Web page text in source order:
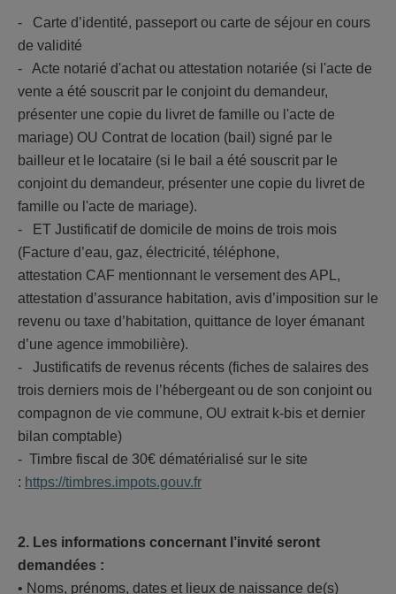
- Carte d’identité, passeport ou carte de séjour en cours
de validité
- Acte notarié d'achat ou attestation notariée (si l'acte de
vente a été souscrit par le conjoint du demandeur,
présenter une copie du livret de famille ou l'acte de
mariage) OU Contrat de location (bail) signé par le
bailleur et le locataire (si le bail a été souscrit par le
conjoint du demandeur, présenter une copie du livret de
famille ou l'acte de mariage).
- ET Justificatif de domicile de moins de trois mois
(Facture d’eau, gaz, électricité, téléphone,
attestation CAF mentionnant le versement des APL,
attestation d’assurance habitation, avis d’imposition sur le
revenu ou taxe d’habitation, quittance de loyer émanant
d’une agence immobilière).
- Justificatifs de revenus récents (fiches de salaires des
trois derniers mois de l’hébergeant ou de son conjoint ou
compagnon de vie commune, OU extrait k-bis et dernier
bilan comptable)
- Timbre fiscal de 30€ dématérialisé sur le site
: https://timbres.impots.gouv.fr
2. Les informations concernant l’invité seront
demandées :
• Noms, prénoms, dates et lieux de naissance de(s)